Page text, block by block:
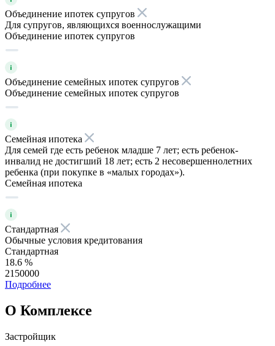
Объединение ипотек супругов
Для супругов, являющихся военнослужащими
Объединение ипотек супругов
Объединение семейных ипотек супругов
Объединение семейных ипотек супругов
Семейная ипотека
Для семей где есть ребенок младше 7 лет; есть ребенок-
инвалид не достигший 18 лет; есть 2 несовершеннолетних
ребенка (при покупке в «малых городах»).
Семейная ипотека
Стандартная
Обычные условия кредитования
Стандартная
18.6 %
2150000
Подробнее
О Комплексе
Застройщик